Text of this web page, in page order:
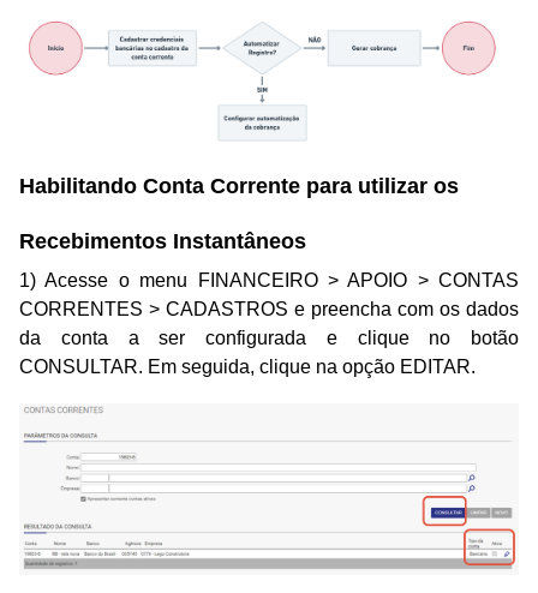
Habilitando Conta Corrente para utilizar os
Recebimentos Instantâneos
1) Acesse o menu FINANCEIRO > APOIO > CONTAS
CORRENTES > CADASTROS e preencha com os dados
da conta a ser configurada e clique no botão
CONSULTAR. Em seguida, clique na opção EDITAR.